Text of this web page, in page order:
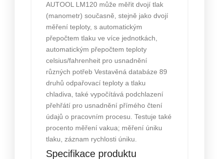
AUTOOL LM120 může měřit dvojí tlak
(manometr) současně, stejně jako dvojí
měření teploty, s automatickým
přepočtem tlaku ve více jednotkách,
automatickým přepočtem teploty
celsius/fahrenheit pro usnadnění
různých potřeb Vestavěná databáze 89
druhů odpařovací teploty a tlaku
chladiva, také vypočítává podchlazení
přehřátí pro usnadnění přímého čtení
údajů o pracovním procesu. Testuje také
procento měření vakua; měření úniku
tlaku, záznam rychlosti úniku.
Specifikace produktu